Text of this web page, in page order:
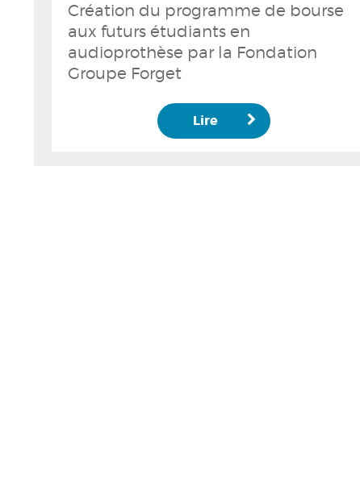
Création du programme de bourse
aux futurs étudiants en
audioprothèse par la Fondation
Groupe Forget
Lire